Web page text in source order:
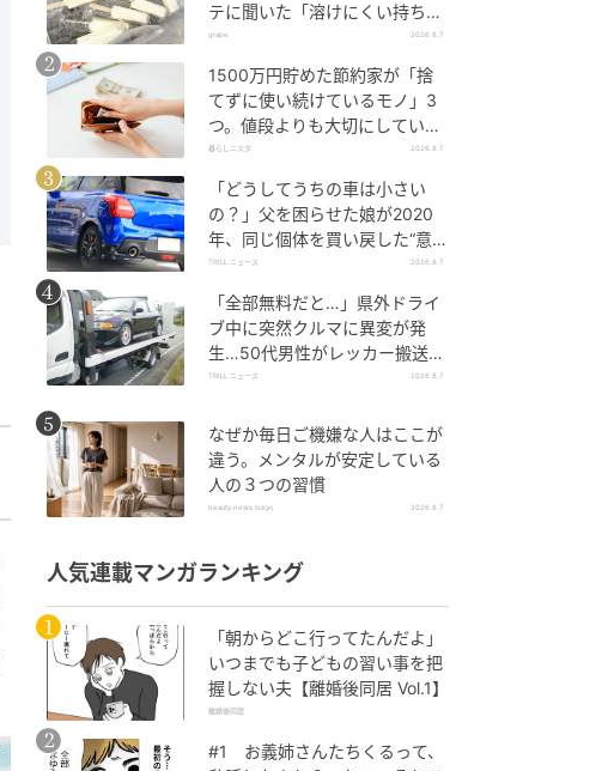
テに聞いた「溶けにくい持ち帰
り方」
grape 2026.8.7
1500万円貯めた節約家が「捨
てずに使い続けているモノ」3
つ。値段よりも大切にしている
こと
暮らしニスタ 2026.8.7
「どうしてうちの車は小さい
の？」父を困らせた娘が2020
年、同じ個体を買い戻した“意外
なワケ”
TRILL ニュース 2026.8.7
「全部無料だと…」県外ドライ
ブ中に突然クルマに異変が発
生…50代男性がレッカー搬送で
思い知った“誤算”
TRILL ニュース 2026.8.7
なぜか毎日ご機嫌な人はここが
違う。メンタルが安定している
人の３つの習慣
beauty news tokyo 2026.8.7
人気連載マンガランキング
「朝からどこ行ってたんだよ」
いつまでも子どもの習い事を把
握しない夫【離婚後同居 Vol.1】
離婚後同居
#1 お義姉さんたちくるって、